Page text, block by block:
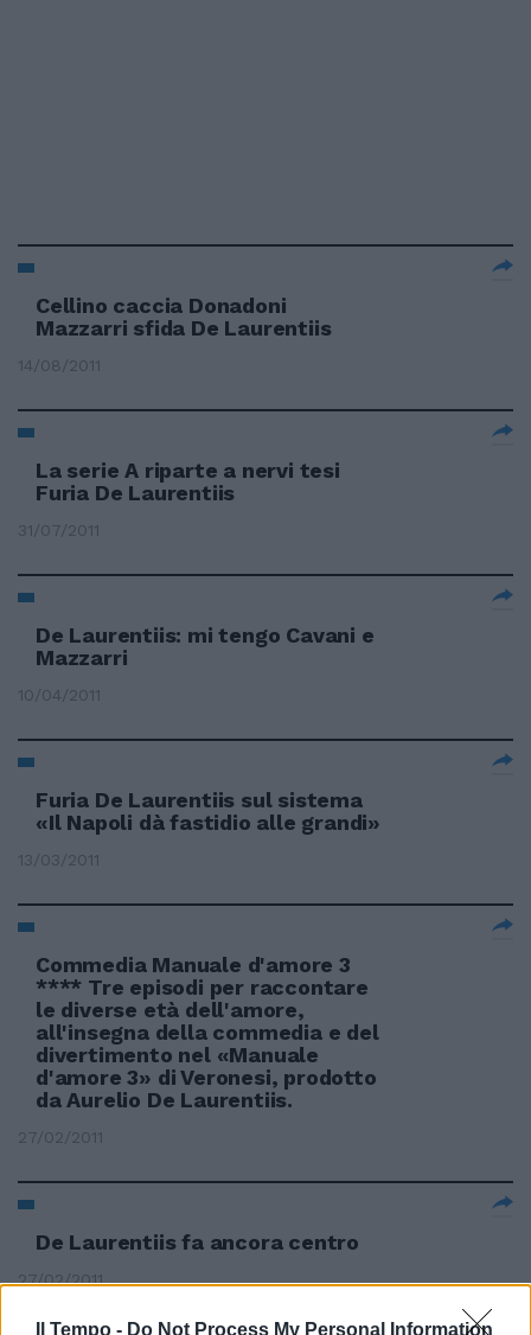
Il Tempo - Do Not Process My Personal Information
Cellino caccia Donadoni
Mazzarri sfida De Laurentiis
14/08/2011
La serie A riparte a nervi tesi
Furia De Laurentiis
31/07/2011
De Laurentiis: mi tengo Cavani e
Mazzarri
10/04/2011
Furia De Laurentiis sul sistema
«Il Napoli dà fastidio alle grandi»
13/03/2011
Commedia Manuale d'amore 3
**** Tre episodi per raccontare
le diverse età dell'amore,
all'insegna della commedia e del
divertimento nel «Manuale
d'amore 3» di Veronesi, prodotto
da Aurelio De Laurentiis.
27/02/2011
De Laurentiis fa ancora centro
27/02/2011